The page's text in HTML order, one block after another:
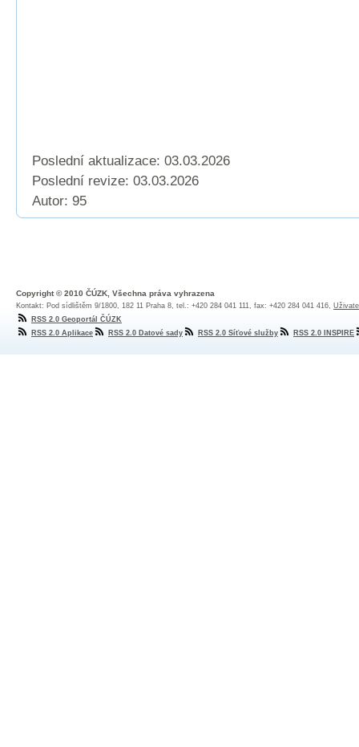
Poslední aktualizace: 03.03.2026
Poslední revize: 03.03.2026
Autor: 95
Copyright © 2010 ČÚZK, Všechna práva vyhrazena
Kontakt: Pod sídlištěm 9/1800, 182 11 Praha 8, tel.: +420 284 041 111, fax: +420 284 041 416,
RSS 2.0 Geoportál ČÚZK
RSS 2.0 Aplikace
RSS 2.0 Datové sady RSS 2.0 Síťové služby RSS 2.0 INSPIRE